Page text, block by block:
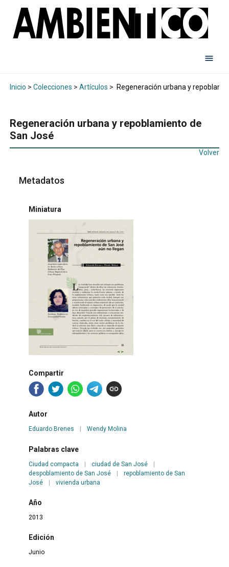
Inicio > Colecciones > Artículos > Regeneración urbana y
Regeneración urbana y repoblamiento de
San José
Volver
Metadatos
Miniatura
Compartir
Autor
Eduardo Brenes Wendy Molina
Palabras clave
Ciudad compacta | ciudad de San José
|
despoblamiento de San José
|
repoblamiento de San
José
| vivienda urbana
Año
2013
Edición
Junio